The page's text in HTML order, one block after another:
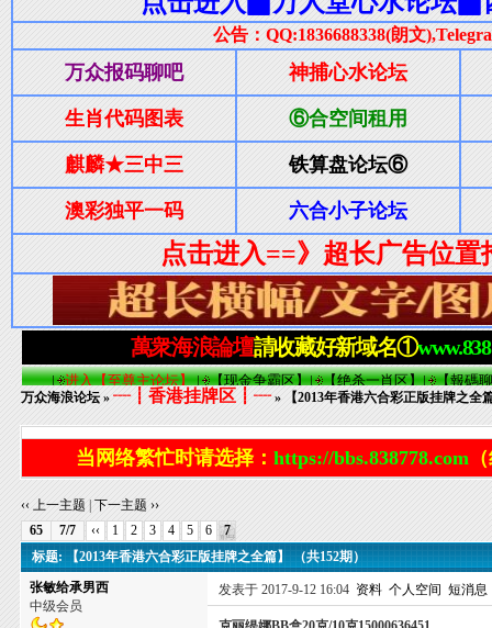
万众海浪论坛 »┈┋香港挂牌区┋┈» 【2013年香港六合彩正版挂牌之全
当网络繁忙时请选择： https://bbs.838778.com
‹‹ 上一主题 |下一主题 ››
65
7/7 ‹‹ 1 2 3 4 5 6
7
标题: 【2013年香港六合彩正版挂牌之全篇】 （共152期）
张敏给承男西
中级会员
发表于 2017-9-12 16:04 资料 个人空间 短消息